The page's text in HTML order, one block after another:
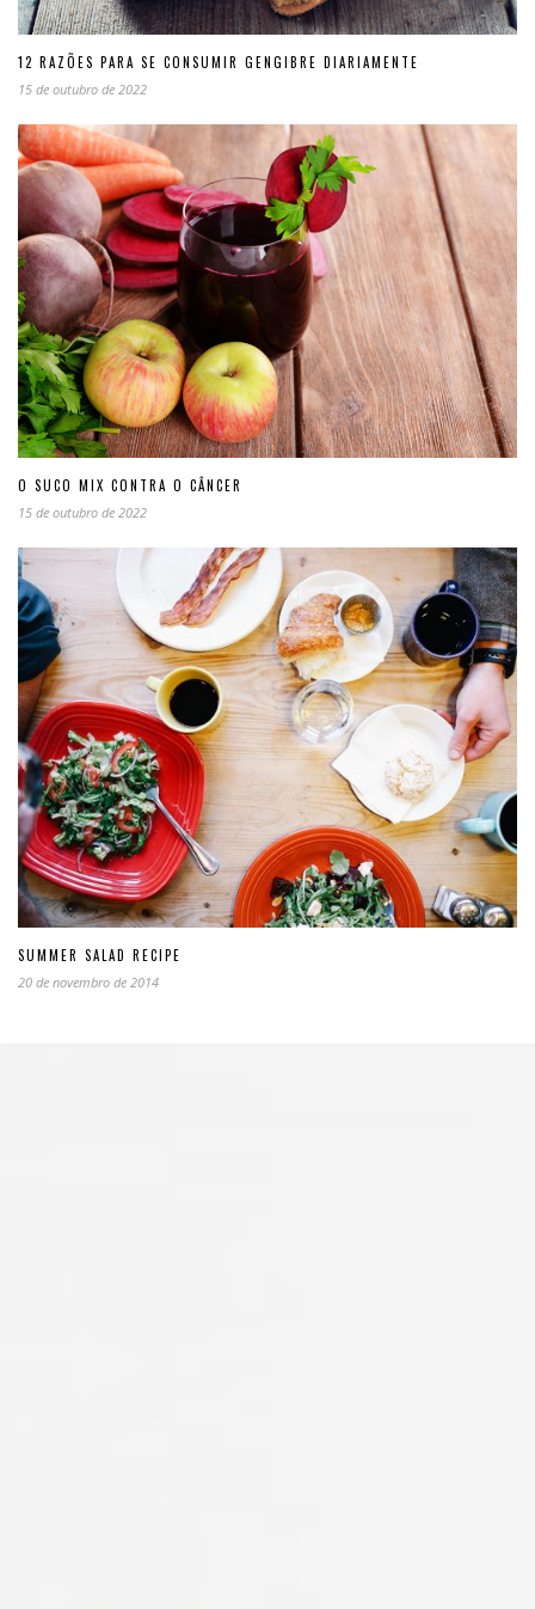
12 RAZÕES PARA SE CONSUMIR GENGIBRE DIARIAMENTE
15 de outubro de 2022
O SUCO MIX CONTRA O CÂNCER
15 de outubro de 2022
SUMMER SALAD RECIPE
20 de novembro de 2014